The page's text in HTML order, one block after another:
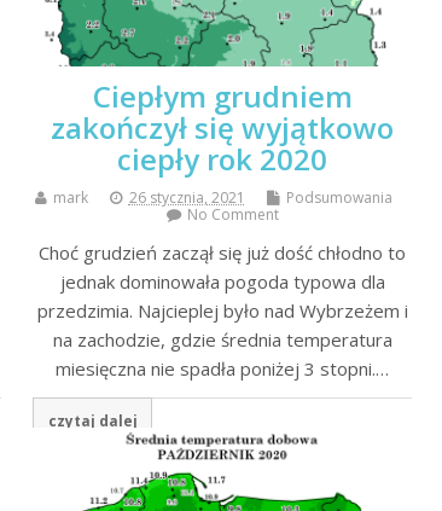
Ciepłym grudniem
zakończył się wyjątkowo
ciepły rok 2020
mark 26 stycznia, 2021
Podsumowania
No Comment
Choć grudzień zaczął się już dość chłodno to
jednak dominowała pogoda typowa dla
przedzimia. Najcieplej było nad Wybrzeżem i
na zachodzie, gdzie średnia temperatura
miesięczna nie spadła poniżej 3 stopni.…
czytaj dalej